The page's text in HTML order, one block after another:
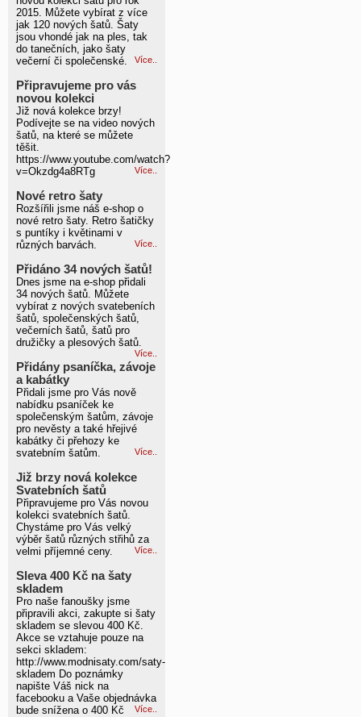
2015. Můžete vybírat z více
jak 120 nových šatů. Šaty
jsou vhondé jak na ples, tak
do tanečních, jako šaty
večerní či společenské.
Více..
Připravujeme pro vás
novou kolekci
Již nová kolekce brzy!
Podívejte se na video nových
šatů, na které se můžete
těšit.
https://www.youtube.com/watch?
v=Okzdg4a8RTg
Více..
Nové retro šaty
Rozšířili jsme náš e-shop o
nové retro šaty. Retro šatičky
s puntíky i květinami v
různých barvách.
Více..
Přidáno 34 nových šatů!
Dnes jsme na e-shop přidali
34 nových šatů. Můžete
vybírat z nových svatebeních
šatů, společenských šatů,
večerních šatů, šatů pro
družičky a plesových šatů.
Více..
Přidány psaníčka, závoje
a kabátky
Přidali jsme pro Vás nově
nabídku psaníček ke
společenským šatům, závoje
pro nevěsty a také hřejivé
kabátky či přehozy ke
svatebním šatům.
Více..
Již brzy nová kolekce
Svatebních šatů
Připravujeme pro Vás novou
kolekci svatebních šatů.
Chystáme pro Vás velký
výběr šatů různých střihů za
velmi příjemné ceny.
Více..
Sleva 400 Kč na šaty
skladem
Pro naše fanoušky jsme
připravili akci, zakupte si šaty
skladem se slevou 400 Kč.
Akce se vztahuje pouze na
sekci skladem:
http://www.modnisaty.com/saty-
skladem Do poznámky
napište Váš nick na
facebooku a Vaše objednávka
bude snížena o 400 Kč
Více..